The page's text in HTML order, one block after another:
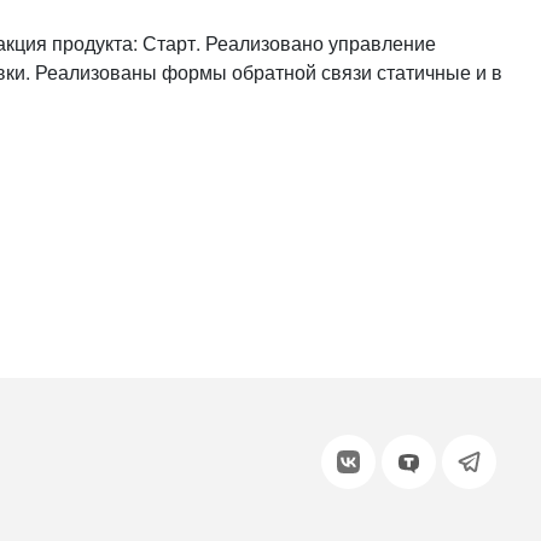
продукта: Старт. Реализовано управление
Реализованы формы обратной связи статичные и в